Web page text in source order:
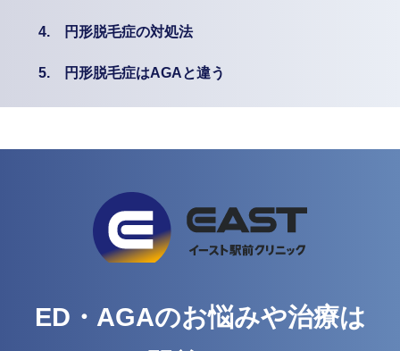
4. 円形脱毛症の対処法
5. 円形脱毛症はAGAと違う
ED・AGAのお悩みや治療は